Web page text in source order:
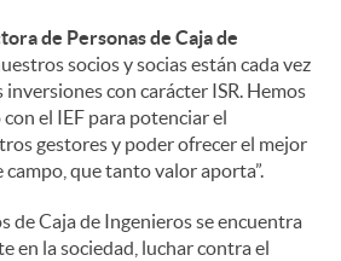
de Personas de Caja de
socios y socias están cada vez
inversiones con carácter ISR. Hemos
el IEF para potenciar el
gestores y poder ofrecer el mejor
que tanto valor aporta”.
de Caja de Ingenieros se encuentra
en la sociedad, luchar contra el